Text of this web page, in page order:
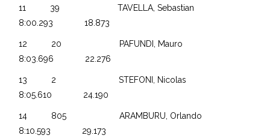
11 39 TAVELLA, Sebastian
8:00.293 18.873
12 20 PAFUNDI, Mauro
8:03.696 22.276
13 2 STEFONI, Nicolas
8:05.610 24.190
14 805 ARAMBURU, Orlando
8:10.593 29.173